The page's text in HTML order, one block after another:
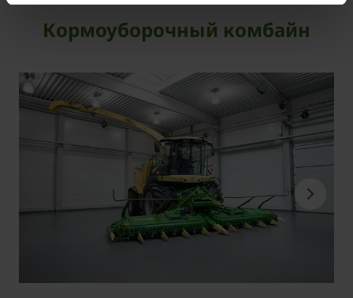
Кормоуборочный комбайн